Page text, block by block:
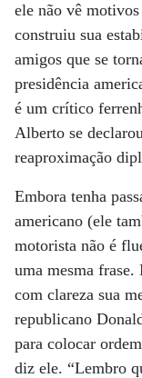
ele não vê
construiu sua
amigos que se
presidência
é um crítico
Alberto se
reaproximação
Embora tenha
americano (ele
motorista não é
uma mesma
com clareza sua
republicano
para colocar
diz ele. “Lembro